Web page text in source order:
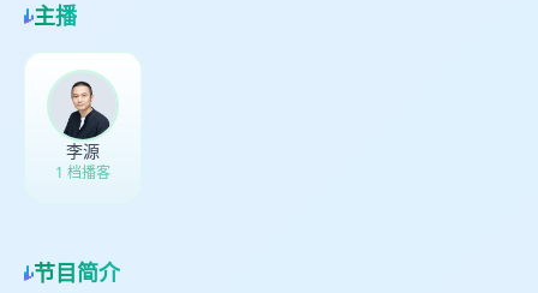
主播
李源
1 档播客
节目简介